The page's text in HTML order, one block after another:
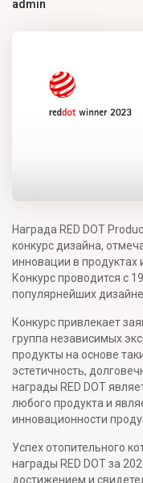
admin
Награда RED DOT
конкурс дизайна,
инновации в продуктах
Конкурс проводится с
популярнейших
Конкурс привлекает
группа независимых
продукты на основе
эстетичность,
награды RED DOT
любого продукта и
инновационности
Успех отопительного
награды RED DOT за
достижением и